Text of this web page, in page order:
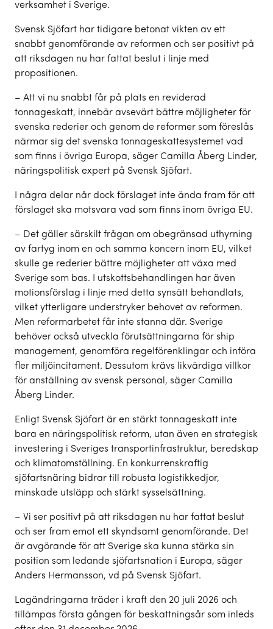
verksamhet i Sverige.
Svensk Sjöfart har tidigare betonat vikten av ett
snabbt genomförande av reformen och ser positivt på
att riksdagen nu har fattat beslut i linje med
propositionen.
– Att vi nu snabbt får på plats en reviderad
tonnageskatt, innebär avsevärt bättre möjligheter för
svenska rederier och genom de reformer som föreslås
närmar sig det svenska tonnageskattesystemet vad
som finns i övriga Europa, säger Camilla Åberg Linder,
näringspolitisk expert på Svensk Sjöfart.
I några delar når dock förslaget inte ända fram för att
förslaget ska motsvara vad som finns inom övriga EU.
– Det gäller särskilt frågan om obegränsad uthyrning
av fartyg inom en och samma koncern inom EU, vilket
skulle ge rederier bättre möjligheter att växa med
Sverige som bas. I utskottsbehandlingen har även
motionsförslag i linje med detta synsätt behandlats,
vilket ytterligare understryker behovet av reformen.
Men reformarbetet får inte stanna där. Sverige
behöver också utveckla förutsättningarna för ship
management, genomföra regelförenklingar och införa
fler miljöincitament. Dessutom krävs likvärdiga villkor
för anställning av svensk personal, säger Camilla
Åberg Linder.
Enligt Svensk Sjöfart är en stärkt tonnageskatt inte
bara en näringspolitisk reform, utan även en strategisk
investering i Sveriges transportinfrastruktur, beredskap
och klimatomställning. En konkurrenskraftig
sjöfartsnäring bidrar till robusta logistikkedjor,
minskade utsläpp och stärkt sysselsättning.
– Vi ser positivt på att riksdagen nu har fattat beslut
och ser fram emot ett skyndsamt genomförande. Det
är avgörande för att Sverige ska kunna stärka sin
position som ledande sjöfartsnation i Europa, säger
Anders Hermansson, vd på Svensk Sjöfart.
Lagändringarna träder i kraft den 20 juli 2026 och
tillämpas första gången för beskattningsår som inleds